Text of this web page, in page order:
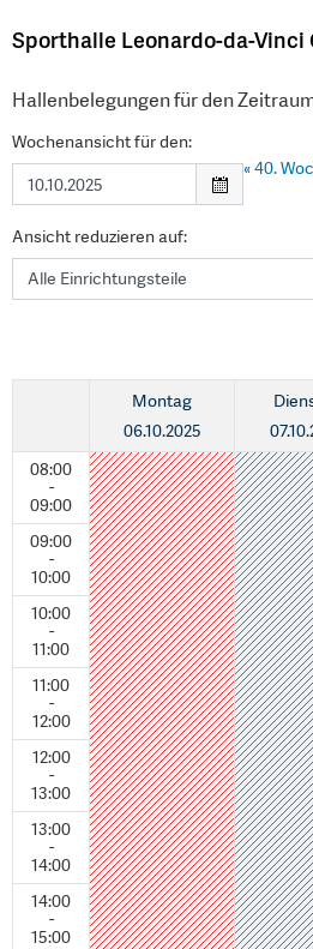
Sporthalle Leonardo-da-Vinci
Hallenbelegungen für den Zeitraum
Wochenansicht für den:
«40.
Ansicht reduzieren auf:
08:00
-
09:00
09:00
-
10:00
10:00
-
11:00
11:00
-
12:00
12:00
-
13:00
13:00
-
14:00
14:00
-
15:00
Montag
06.10.2025